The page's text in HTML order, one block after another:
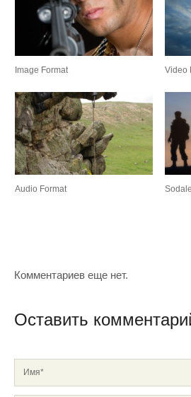
Image Format Video
Audio Format
Комментариев еще нет.
Оставить